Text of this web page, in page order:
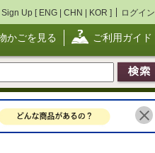
Sign Up [ ENG | CHN | KOR ] ログイン
かごを見る ご利用ガイド